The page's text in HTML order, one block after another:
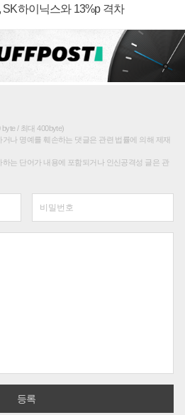
SK하이닉스와 13%p 격차
/ 최대 400byte)
나 명예를 훼손하는 댓글은 관련 법률에 의해 제재
는 단어가 내용에 포함되거나 인신공격성 글은 관